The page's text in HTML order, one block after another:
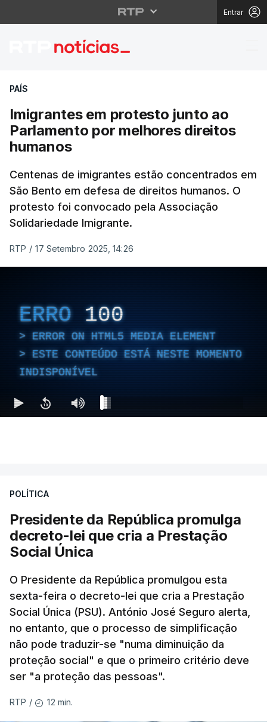
Entrar
Imigrantes em
PAÍS
Imigrantes em protesto junto ao
Parlamento por melhores direitos
humanos
Centenas de imigrantes estão concentrados em
São Bento em defesa de direitos humanos. O
protesto foi convocado pela Associação
Solidariedade Imigrante.
RTP / 17 Setembro 2025, 14:26
ERRO 100
ERROR ON HTML5 MEDIA ELEMENT
ESTE CONTEÚDO ESTÁ NESTE MOMENTO
INDISPONÍVEL
POLÍTICA
Presidente da República promulga
decreto-lei que cria a Prestação
Social Única
O Presidente da República promulgou esta
sexta-feira o decreto-lei que cria a Prestação
Social Única (PSU). António José Seguro alerta,
no entanto, que o processo de simplificação
não pode traduzir-se "numa diminuição da
proteção social" e que o primeiro critério deve
ser "a proteção das pessoas".
RTP / 12 min.